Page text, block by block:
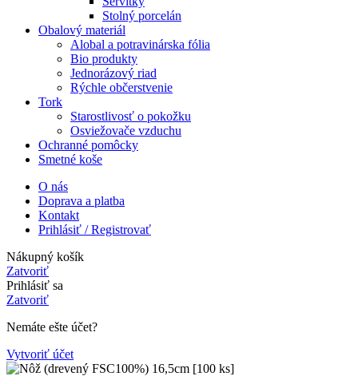
Stolný porcelán
Obalový materiál
Alobal a potravinárska fólia
Bio produkty
Jednorázový riad
Rýchle občerstvenie
Tork
Starostlivosť o pokožku
Osviežovače vzduchu
Ochranné pomôcky
Smetné koše
O nás
Doprava a platba
Kontakt
Prihlásiť / Registrovať
Nákupný košík
Zatvoriť
Prihlásiť sa
Zatvoriť
Nemáte ešte účet?
Vytvoriť účet